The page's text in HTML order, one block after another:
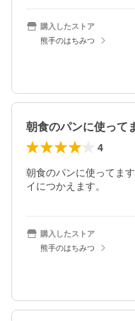
購入したストア
熊手のはちみつ
4
朝食のパンに使ってま
イにつかえます。
購入したストア
熊手のはちみつ